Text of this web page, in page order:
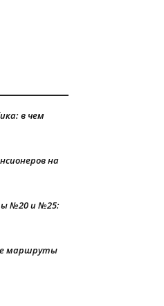
в чем
на
№20 и №25:
маршруты